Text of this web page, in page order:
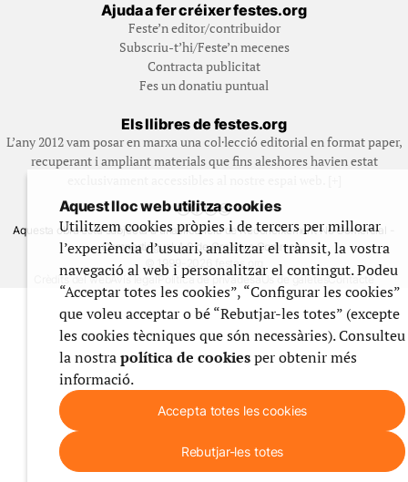
Ajuda a fer créixer festes.org
Feste’n editor/contribuidor
Subscriu-t’hi/Feste’n mecenes
Contracta publicitat
Fes un donatiu puntual
Els llibres de festes.org
L’any 2012 vam posar en marxa una col·lecció editorial en format paper,
recuperant i ampliant materials que fins aleshores havien estat
Aquesta obra està subjecta a una llicència de Reconeixement No Comercial -
CompartirIgual 4.0 de Creative Commons
© 1999-2026 festes.org
Crèdits del webAvís legalPolítica de privadesaÚs de galetesContacte
Aquest lloc web utilitza cookies
Utilitzem cookies pròpies i de tercers per millorar
l’experiència d’usuari, analitzar el trànsit, la vostra
navegació al web i personalitzar el contingut. Podeu
“Acceptar totes les cookies”, “Configurar les cookies”
que voleu acceptar o bé “Rebutjar-les totes” (excepte
les cookies tècniques que són necessàries). Consulteu
la nostrapolítica de cookiesper obtenir més
informació.
Accepta totes les cookies
Rebutjar-les totes